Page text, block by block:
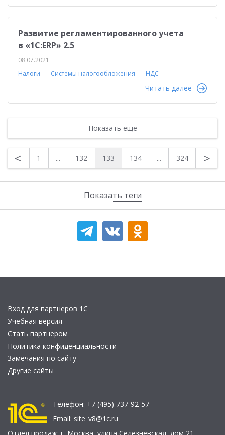
Показать теги
Развитие регламентированного учета
в «1С:ERP» 2.5
08.07.2021
Налоги
Системы налогообложения НДС
Читать далее
Показать еще
< 1 ... 132 133 134 ... 324 >
Вход для партнеров 1С
Учебная версия
Стать партнером
Политика конфиденциальности
Замечания по сайту
Другие сайты
Телефон: +7 (495) 737-92-57
Email: site_v8@1c.ru